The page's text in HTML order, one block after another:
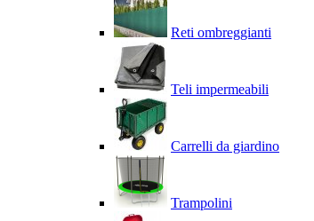
Reti ombreggianti
Teli impermeabili
Carrelli da giardino
Trampolini